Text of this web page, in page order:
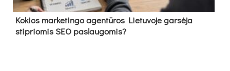
Kokios marketingo agentūros Lietuvoje garsėja
stipriomis SEO paslaugomis?